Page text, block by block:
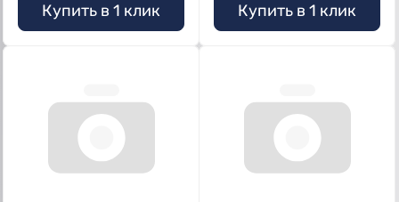
Купить в 1 клик Купить в 1 клик